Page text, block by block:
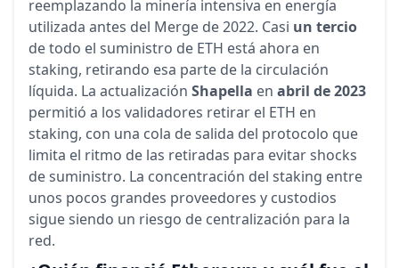
reemplazando la minería intensiva en energía
utilizada antes del Merge de 2022. Casi un tercio
de todo el suministro de ETH está ahora en
staking, retirando esa parte de la circulación
líquida. La actualización Shapella en abril de 2023
permitió a los validadores retirar el ETH en
staking, con una cola de salida del protocolo que
limita el ritmo de las retiradas para evitar shocks
de suministro. La concentración del staking entre
unos pocos grandes proveedores y custodios
sigue siendo un riesgo de centralización para la
red.